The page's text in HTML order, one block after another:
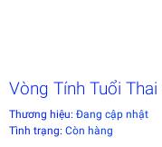
Vòng Tính Tuổi
Thương hiệu: Đang cập nhật
Tình trạng: Còn hàng